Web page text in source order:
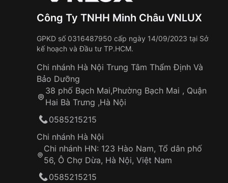
tiện dụng, nó đáng để sở hữu.
2ADR":
Công Ty TNHH Minh Châu VNLUX
GPKD số 0316487950 cấp ngày 14/09/2023 tại Sở
kế hoạch và Đầu tư TP.HCM.
Chi nhánh Hà Nội Trung Tâm Thẩm Định Và
Bảo Dưỡng
38 phố Bạch Mai,Phường Bạch Mai , Quận
Hai Bà Trưng ,Hà Nội
0585215215
Chi nhánh Hà Nội
Chi nhánh HN: 123 Hào Nam, Tổ dân phố
56, Ô Chợ Dừa, Hà Nội, Việt Nam
0585215215